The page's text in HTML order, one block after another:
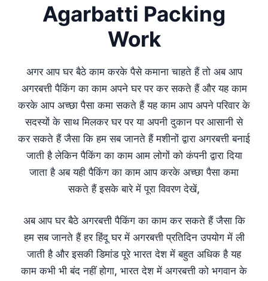
Agarbatti Packing
Work
अगर आप घर बैठे काम करके पैसे कमाना चाहते हैं तो अब आप
अगरबत्ती पैकिंग का काम अपने घर पर कर सकते हैं और यह काम
करके आप अच्छा पैसा कमा सकते हैं यह काम आप अपने परिवार के
सदस्यों के साथ मिलकर घर पर या अपनी दुकान पर आसानी से
कर सकते हैं जैसा कि हम सब जानते हैं मशीनों द्वारा अगरबत्ती बनाई
जाती है लेकिन पैकिंग का काम आम लोगों को कंपनी द्वारा दिया
जाता है अब यही पैकिंग का काम आप करके अच्छा पैसा कमा
सकते हैं इसके बारे में पूरा विवरण देखें,
अब आप घर बैठे अगरबत्ती पैकिंग का काम कर सकते हैं जैसा कि
हम सब जानते हैं हर हिंदू घर में अगरबत्ती प्रतिदिन उपयोग में ली
जाती है और इसकी डिमांड पूरे भारत देश में बहुत अधिक है यह
काम कभी भी बंद नहीं होगा, भारत देश में अगरबत्ती को भगवान के